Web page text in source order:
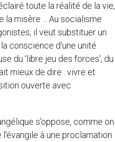
toute la réalité de la vie,
la misère ... Au socialisme
il veut substituer un
conscience d'une unité
du ‘libre jeu des forces', du
mieux de dire : vivre et
ouverte avec
s'oppose, comme on
l'évangile à une proclamation